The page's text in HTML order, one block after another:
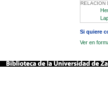
RELACION
Si quiere
Ver en